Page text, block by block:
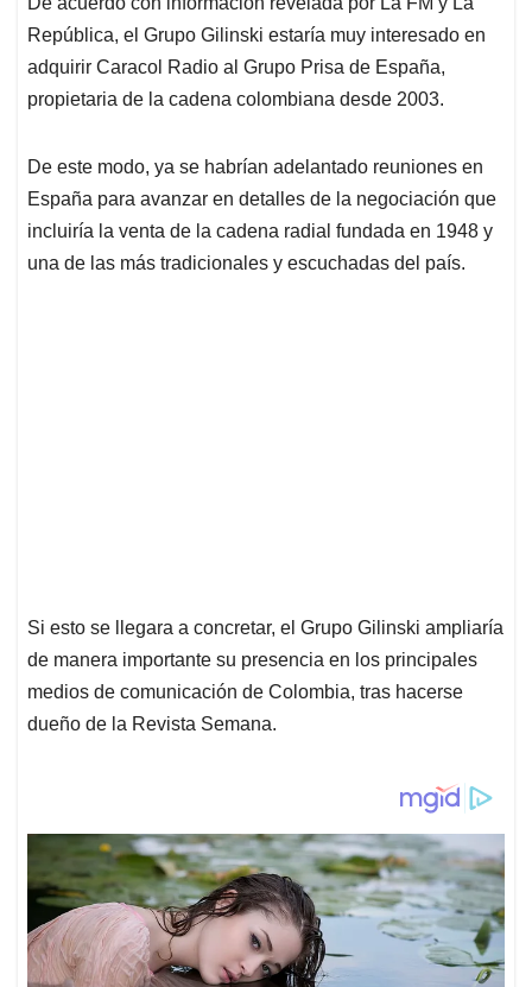
s
A
p
p
b
o
o
k
e
d
I
n
l
a
d
s
República, el Grupo Gilinski estaría muy interesado en
adquirir Caracol Radio al Grupo Prisa de España,
propietaria de la cadena colombiana desde 2003.
De este modo, ya se habrían adelantado reuniones en
España para avanzar en detalles de la negociación que
incluiría la venta de la cadena radial fundada en 1948 y
una de las más tradicionales y escuchadas del país.
Si esto se llegara a concretar, el Grupo Gilinski ampliaría
de manera importante su presencia en los principales
medios de comunicación de Colombia, tras hacerse
dueño de la Revista Semana.